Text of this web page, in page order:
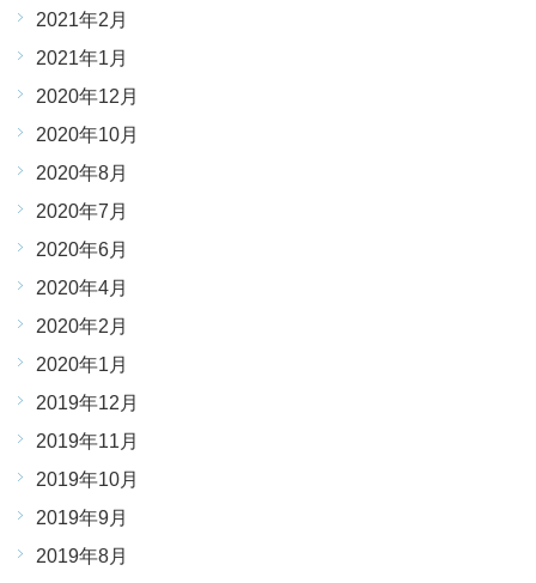
2021年2月
2021年1月
2020年12月
2020年10月
2020年8月
2020年7月
2020年6月
2020年4月
2020年2月
2020年1月
2019年12月
2019年11月
2019年10月
2019年9月
2019年8月